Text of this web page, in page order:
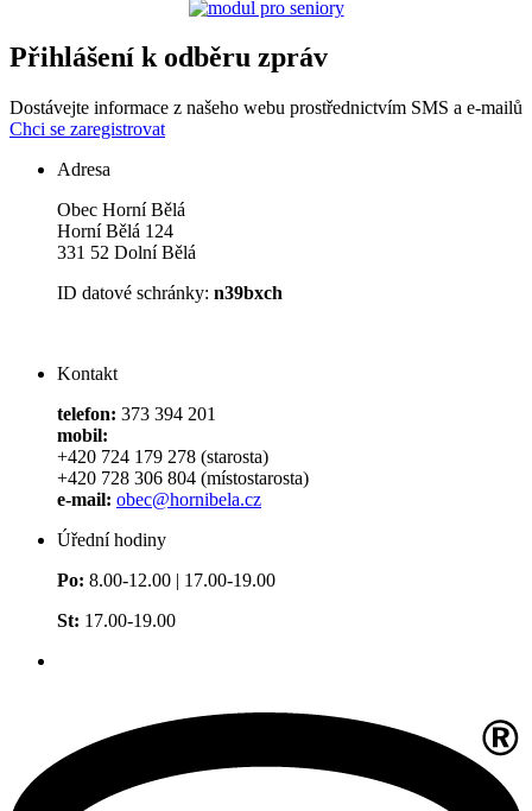
Přihlášení k odběru zpráv
Dostávejte informace z našeho webu prostřednictvím SMS a e-mailů
Chci se zaregistrovat
Adresa
Obec Horní Bělá
Horní Bělá 124
331 52 Dolní Bělá
ID datové schránky: n39bxch
Kontakt
telefon: 373 394 201
mobil:
+420 724 179 278 (starosta)
+420 728 306 804 (místostarosta)
e-mail: obec@hornibela.cz
Úřední hodiny
Po: 8.00-12.00 | 17.00-19.00
St: 17.00-19.00